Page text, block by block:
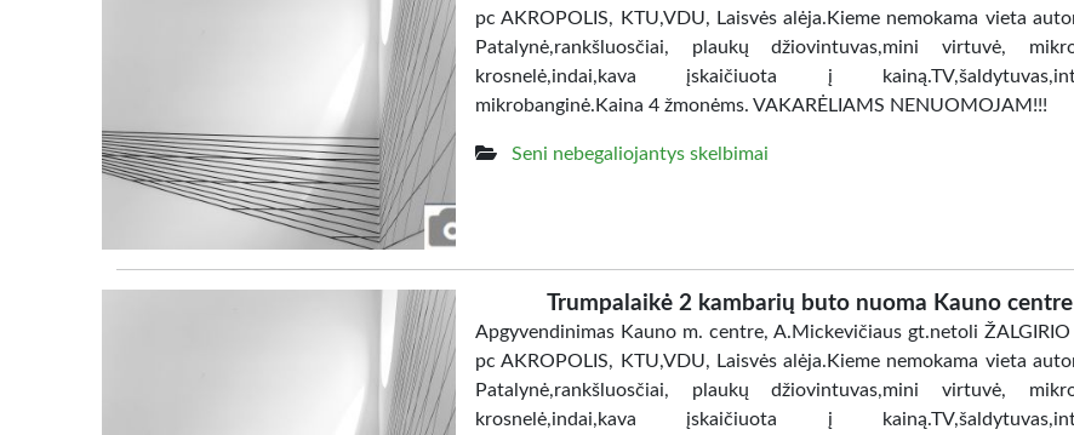
pc AKROPOLIS, KTU,VDU, Laisvės alėja.Kieme nemokama vieta
Patalynė,rankšluosčiai, plaukų džiovintuvas,mini virtuvė,
krosnelė,indai,kava įskaičiuota į
mikrobanginė.Kaina 4 žmonėms. VAKARĖLIAMS NENUOMOJAM!!!
Seni nebegaliojantys skelbimai
Trumpalaikė 2 kambarių buto nuoma Kauno centre
Apgyvendinimas Kauno m. centre, A.Mickevičiaus gt.netoli ŽALGIRIO
pc AKROPOLIS, KTU,VDU, Laisvės alėja.Kieme nemokama vieta
Patalynė,rankšluosčiai, plaukų džiovintuvas,mini virtuvė,
krosnelė,indai,kava įskaičiuota į